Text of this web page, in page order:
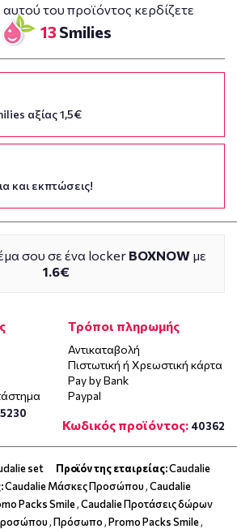
του προϊόντος κερδίζετε
13 Smilies
αξίας 1,5€
και εκπτώσεις!
σου σε ένα locker BOXNOW με
1.6€
Τρόποι πληρωμής
Αντικαταβολή
Πιστωτική ή Χρεωστική κάρτα
Pay by Bank
Paypal
Κωδικός προϊόντος: 40362
set Προϊόν της εταιρείας:Caudalie
Caudalie Μάσκες Προσώπου,Caudalie
Packs Smile,Caudalie Προτάσεις δώρων
,Πρόσωπο,Promo Packs Smile,